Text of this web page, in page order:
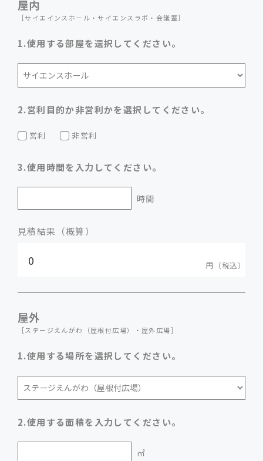
屋内
［サイエインスホール・サイエンスラボ・会議室］
1.使用する部屋を選択してください。
2.営利目的か非営利かを選択してください。
営利 非営利
3.使用時間を入力してください。
見積結果（概算）
屋外
［ステージえんがわ（屋根付広場）・屋外広場］
1.使用する場所を選択してください。
2.使用する面積を入力してください。